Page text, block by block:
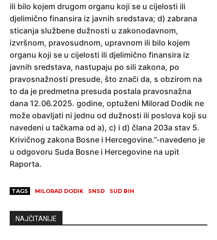
ili bilo kojem drugom organu koji se u cijelosti ili
djelimično finansira iz javnih sredstava; d) zabrana
sticanja službene dužnosti u zakonodavnom,
izvršnom, pravosudnom, upravnom ili bilo kojem
organu koji se u cijelosti ili djelimično finansira iz
javnih sredstava, nastupaju po sili zakona, po
pravosnažnosti presude, što znači da, s obzirom na
to da je predmetna presuda postala pravosnažna
dana 12.06.2025. godine, optuženi Milorad Dodik ne
može obavljati ni jednu od dužnosti ili poslova koji su
navedeni u tačkama od a), c) i d) člana 203a stav 5.
Krivičnog zakona Bosne i Hercegovine.”-navedeno je
u odgovoru Suda Bosne i Hercegovine na upit
Raporta.
TAGS MILORAD DODIK SNSD SUD BIH
NAJČITANIJE